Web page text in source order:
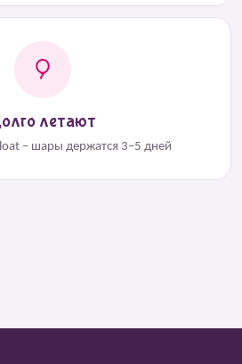
летают
– шары держатся 3–5 дней